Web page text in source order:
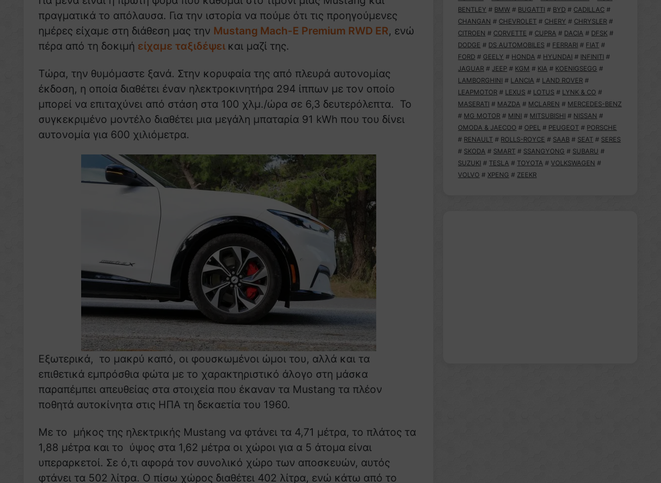
πραγματικά το απόλαυσα. Για την ιστορία να πούμε ότι τις προηγούμενες
ημέρες είχαμε στη διάθεση μας την Mustang Mach-E Premium RWD ER, ενώ
πέρα από τη δοκιμή είχαμε ταξιδέψει και μαζί της.
Τώρα, την θυμόμαστε ξανά. Στην κορυφαία της από πλευρά αυτονομίας
έκδοση, η οποία διαθέτει έναν ηλεκτροκινητήρα 294 ίππων με τον οποίο
μπορεί να επιταχύνει από στάση στα 100 χλμ./ώρα σε 6,3 δευτερόλεπτα. Το
συγκεκριμένο μοντέλο διαθέτει μια μεγάλη μπαταρία 91 kWh που του δίνει
αυτονομία για 600 χιλιόμετρα.
Εξωτερικά, το μακρύ καπό, οι φουσκωμένοι ώμοι του, αλλά και τα
επιθετικά εμπρόσθια φώτα με το χαρακτηριστικό άλογο στη μάσκα
παραπέμπει απευθείας στα στοιχεία που έκαναν τα Mustang τα πλέον
ποθητά αυτοκίνητα στις ΗΠΑ τη δεκαετία του 1960.
Με το μήκος της ηλεκτρικής Mustang να φτάνει τα 4,71 μέτρα, το πλάτος τα
1,88 μέτρα και το ύψος στα 1,62 μέτρα οι χώροι για α 5 άτομα είναι
υπεραρκετοί. Σε ό,τι αφορά τον συνολικό χώρο των αποσκευών, αυτός
φτάνει τα 502 λίτρα. Ο πίσω χώρος διαθέτει 402 λίτρα, ενώ κάτω από το
BENTLEY # BMW # BUGATTI # BYD # CADILLAC #
CHANGAN # CHEVROLET # CHERY # CHRYSLER #
CITROEN # CORVETTE # CUPRA # DACIA # DFSK #
DODGE # DS AUTOMOBILES # FERRARI # FIAT #
FORD # GEELY # HONDA # HYUNDAI # INFINITI #
JAGUAR # JEEP # KGM # KIA # KOENIGSEGG #
LAMBORGHINI # LANCIA # LAND ROVER #
LEAPMOTOR # LEXUS # LOTUS # LYNK & CO #
MASERATI # MAZDA # MCLAREN # MERCEDES-BENZ
# MG MOTOR # MINI # MITSUBISHI # NISSAN #
OMODA & JAECOO # OPEL # PEUGEOT # PORSCHE
# RENAULT # ROLLS-ROYCE # SAAB # SEAT # SERES
# SKODA # SMART # SSANGYONG # SUBARU #
SUZUKI # TESLA # TOYOTA # VOLKSWAGEN #
VOLVO # XPENG # ZEEKR